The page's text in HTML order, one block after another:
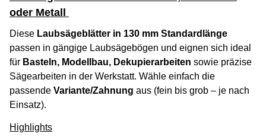
oder Metall
Diese Laubsägeblätter in 130 mm Standardlänge
passen in gängige Laubsägebögen und eignen sich ideal
für Basteln, Modellbau, Dekupierarbeiten sowie präzise
Sägearbeiten in der Werkstatt. Wähle einfach die
passende Variante/Zahnung aus (fein bis grob – je nach
Einsatz).
Highlights